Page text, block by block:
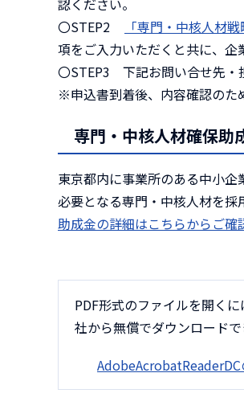
〇STEP2
「専門・中核人材
項をご入力いただくと共に、企
〇STEP3 下記お問い合せ先・
※申込書到着後、内容確認のた
専門・中核人材確保助
東京都内に事業所のある中小
必要となる専門・中核人材を採
助成金の詳細はこちらからご確
PDF形式のファイルを開く
社から無償でダウンロードで
AdobeAcrobatReaderDC